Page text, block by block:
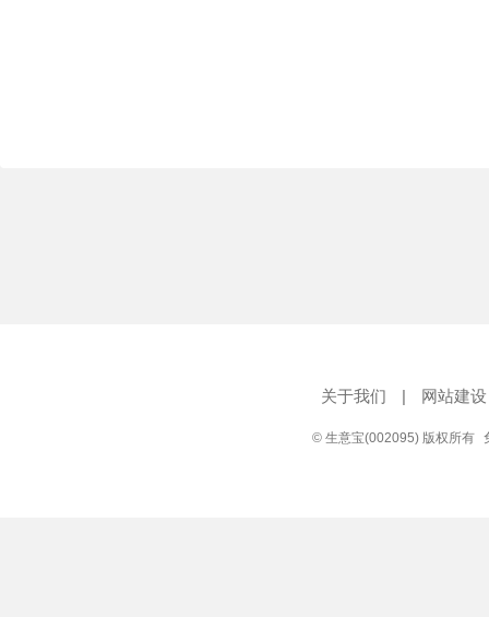
关于我们 | 网站建设
© 生意宝(002095) 版权所有